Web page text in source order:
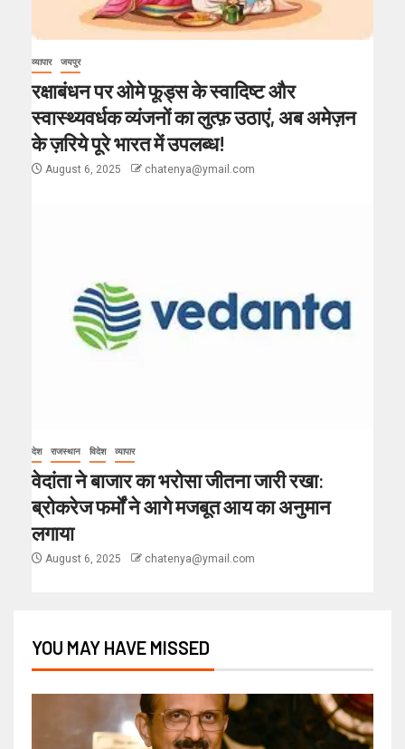
व्यापार जयपुर
रक्षाबंधन पर ओमे फूड्स के स्वादिष्ट और
स्वास्थ्यवर्धक व्यंजनों का लुत्फ़ उठाएं, अब अमेज़न
के ज़रिये पूरे भारत में उपलब्ध!
August 6, 2025 chatenya@ymail.com
देश राजस्थान विदेश व्यापार
वेदांता ने बाजार का भरोसा जीतना जारी रखा:
ब्रोकरेज फर्मों ने आगे मजबूत आय का अनुमान
लगाया
August 6, 2025 chatenya@ymail.com
YOU MAY HAVE MISSED